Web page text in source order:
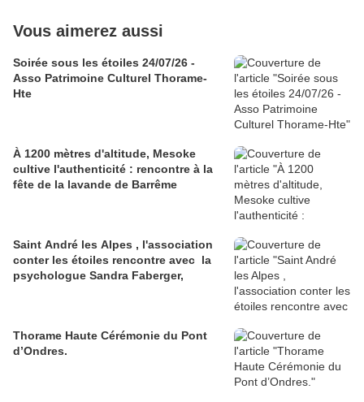
Vous aimerez aussi
Soirée sous les étoiles 24/07/26 -
Asso Patrimoine Culturel Thorame-
Hte
À 1200 mètres d'altitude, Mesoke
cultive l'authenticité : rencontre à la
fête de la lavande de Barrême
Saint André les Alpes , l'association
conter les étoiles rencontre avec la
psychologue Sandra Faberger,
Thorame Haute Cérémonie du Pont
d’Ondres.